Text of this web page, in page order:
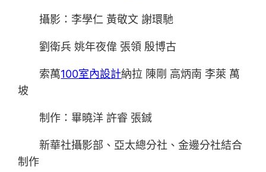
攝影：李學仁 黃敬文 謝環馳
劉衛兵 姚年夜偉 張領 殷博古
索萬100室內設計納拉 陳剛 高炳南 李萊 萬
坡
制作：畢曉洋 許睿 張鋮
新華社攝影部、亞太總分社、金邊分社結合
制作